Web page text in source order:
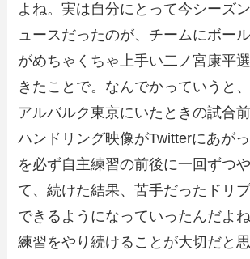
よね。実は自分にとって今シーズ
ュースだったのが、チームにボー
がめちゃくちゃ上手い二ノ宮康平
きたことで。なんでかっていうと
アルバルク東京にいたときの試合
ハンドリング映像がTwitterにあが
を必ず自主練習の前後に一回ずつ
て、続けた結果、苦手だったドリ
できるようになっていったんだよ
練習をやり続けることが大切だと